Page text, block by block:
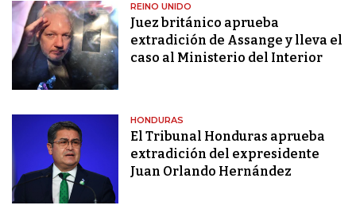
REINO UNIDO
Juez británico aprueba
extradición de Assange y lleva el
caso al Ministerio del Interior
HONDURAS
El Tribunal Honduras aprueba
extradición del expresidente
Juan Orlando Hernández